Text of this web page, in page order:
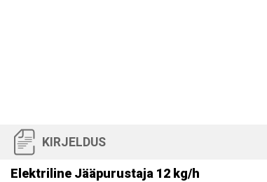
KIRJELDUS
Elektriline Jääpurustaja 12 kg/h